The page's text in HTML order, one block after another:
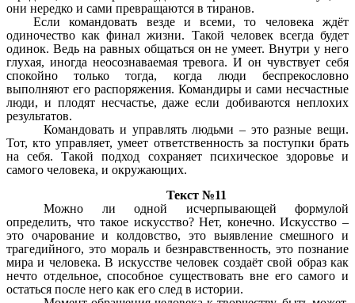
они нередко и сами превращаются в тиранов.
Если командовать везде и всеми, то человека ждёт
одиночество как финал жизни. Такой человек всегда будет
одинок. Ведь на равных общаться он не умеет. Внутри у него
глухая, иногда неосознаваемая тревога. И он чувствует себя
спокойно только тогда, когда люди беспрекословно
выполняют его распоряжения. Командиры и сами несчастные
люди, и плодят несчастье, даже если добиваются неплохих
результатов.
Командовать и управлять людьми – это разные вещи.
Тот, кто управляет, умеет ответственность за поступки брать
на себя. Такой подход сохраняет психическое здоровье и
самого человека, и окружающих.
Текст №11
Можно ли одной исчерпывающей формулой
определить, что такое искусство? Нет, конечно. Искусство –
это очарование и колдовство, это выявление смешного и
трагедийного, это мораль и безнравственность, это познание
мира и человека. В искусстве человек создаёт свой образ как
нечто отдельное, способное существовать вне его самого и
остаться после него как его след в истории.